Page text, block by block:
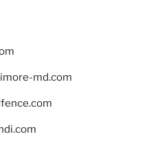
md.com